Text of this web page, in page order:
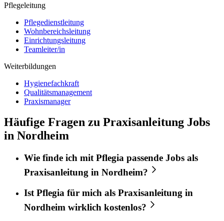
Pflegeleitung
Pflegedienstleitung
Wohnbereichsleitung
Einrichtungsleitung
Teamleiter/in
Weiterbildungen
Hygienefachkraft
Qualitätsmanagement
Praxismanager
Häufige Fragen zu Praxisanleitung Jobs
in Nordheim
Wie finde ich mitPflegia passende Jobs als
Praxisanleitung in Nordheim?
Ist Pflegia für mich als Praxisanleitung in
Nordheim wirklich kostenlos?